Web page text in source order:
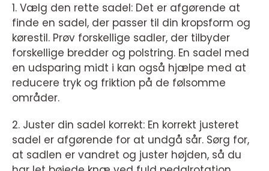
1. Vælg den rette sadel: Det er afgørende at
finde en sadel, der passer til din kropsform og
kørestil. Prøv forskellige sadler, der tilbyder
forskellige bredder og polstring. En sadel med
en udsparing midt i kan også hjælpe med at
reducere tryk og friktion på de følsomme
områder.
2. Juster din sadel korrekt: En korrekt justeret
sadel er afgørende for at undgå sår. Sørg for,
at sadlen er vandret og juster højden, så du